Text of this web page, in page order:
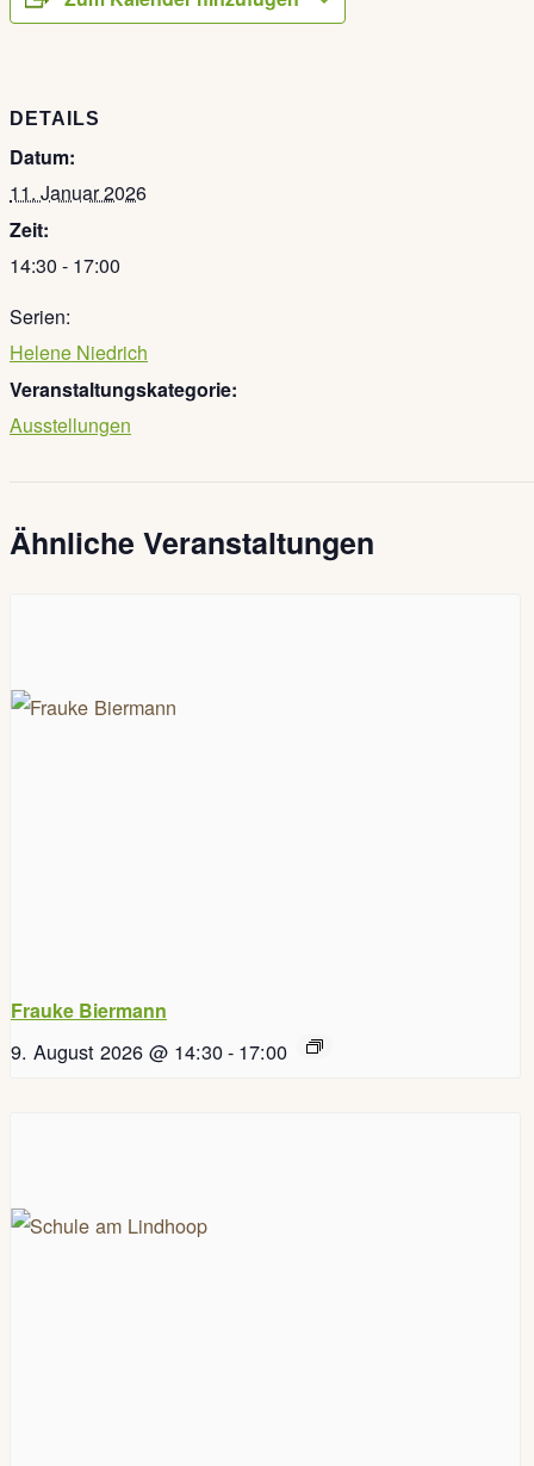
DETAILS
Datum:
11. Januar 2026
Zeit:
14:30 - 17:00
Serien:
Helene Niedrich
Veranstaltungskategorie:
Ausstellungen
Ähnliche Veranstaltungen
Frauke Biermann
9. August 2026 @ 14:30- 17:00